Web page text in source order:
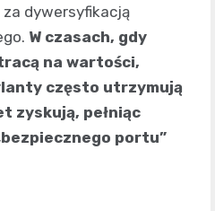
dywersyfikacją
W czasach, gdy
na wartości,
często utrzymują
zyskują, pełniąc
portu”